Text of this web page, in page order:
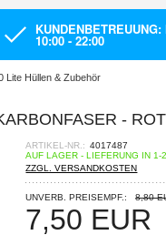
10:00 - 22:00
Lite Hüllen & Zubehör
- ROT
ARTIKEL-NR.: 4017487
AUF LAGER - LIEFERUNG IN 1-
ZZGL. VERSANDKOSTEN
UNVERB. PREISEMPF.: 8,80
7,50 EUR